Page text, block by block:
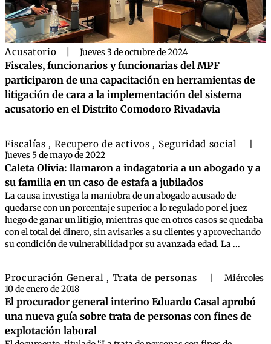
Acusatorio Jueves 3 de octubre de 2024
Fiscales, funcionarios y funcionarias del MPF
participaron de una capacitación en herramientas de
litigación de cara a la implementación del sistema
acusatorio en el Distrito Comodoro Rivadavia
Fiscalías , Recupero de activos , Seguridad social
Jueves 5 de mayo de 2022
Caleta Olivia: llamaron a indagatoria a un abogado y a
su familia en un caso de estafa a jubilados
La causa investiga la maniobra de un abogado acusado de
quedarse con un porcentaje superior a lo regulado por el juez
luego de ganar un litigio, mientras que en otros casos se quedaba
con el total del dinero, sin avisarles a su clientes y aprovechando
su condición de vulnerabilidad por su avanzada edad. La ...
Procuración General , Trata de personas
Miércoles
10 de enero de 2018
El procurador general interino Eduardo Casal aprobó
una nueva guía sobre trata de personas con fines de
explotación laboral